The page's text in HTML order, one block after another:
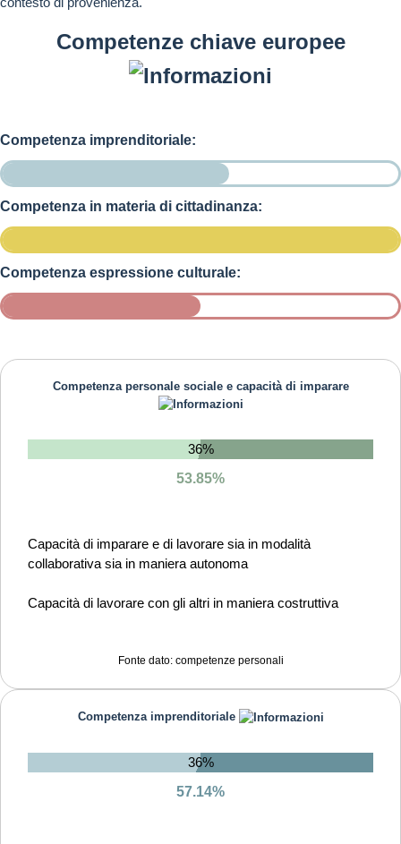
Competenze chiave europee
Competenza imprenditoriale:
Competenza in materia di cittadinanza:
Competenza espressione culturale:
Competenza personale sociale e capacità di imparare
36%
53.85%
Capacità di imparare e di lavorare sia in modalità
collaborativa sia in maniera autonoma
Capacità di lavorare con gli altri in maniera costruttiva
Fonte dato: competenze personali
Competenza imprenditoriale
36%
57.14%